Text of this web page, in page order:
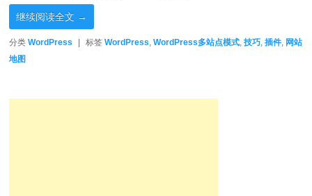
继续阅读全文 →
分类 WordPress | 标签 WordPress,WordPress多站点模式,技巧,插件, 网站
地图